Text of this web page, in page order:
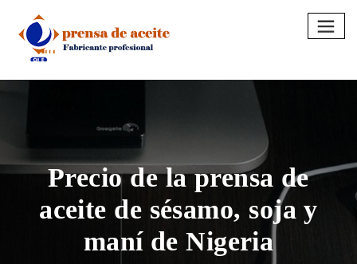
content
Precio de la prensa de
aceite de sésamo, soja y
maní de Nigeria